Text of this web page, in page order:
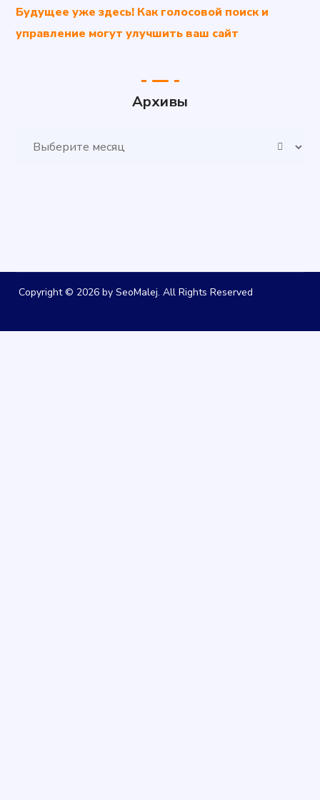
Будущее уже здесь! Как голосовой поиск и
управление могут улучшить ваш сайт
Архивы
Архивы
Copyright © 2026 by SeoMalej. All Rights Reserved